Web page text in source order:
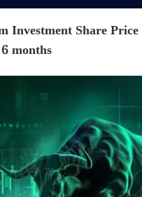
Investment Share
months